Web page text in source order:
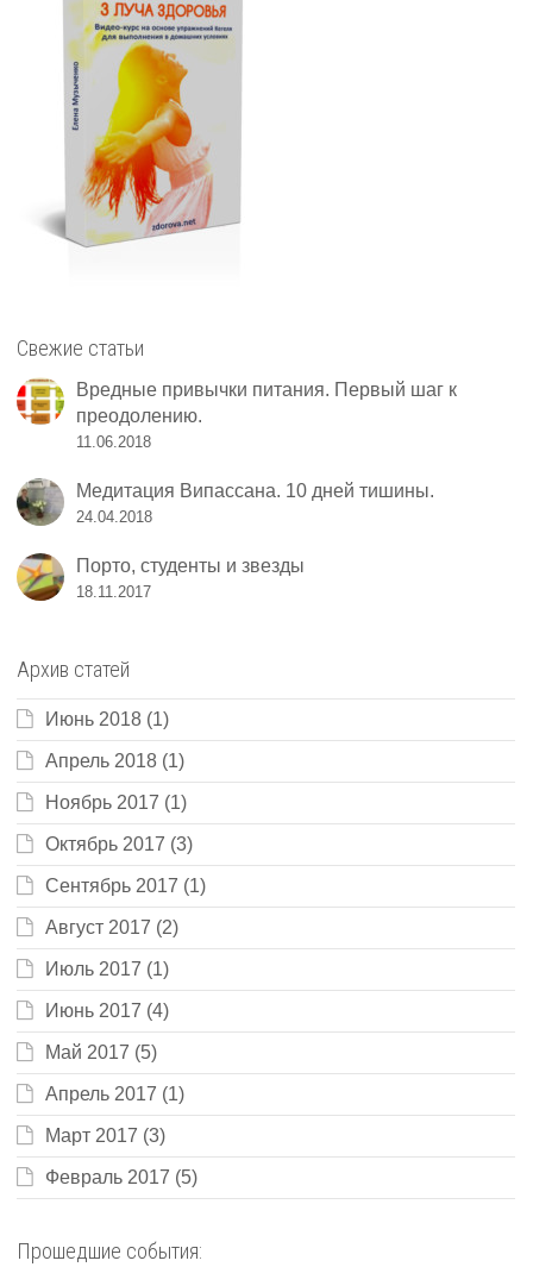
Свежие статьи
Вредные привычки питания. Первый шаг к
преодолению.
11.06.2018
Медитация Випассана. 10 дней тишины.
24.04.2018
Порто, студенты и звезды
18.11.2017
Архив статей
Июнь 2018 (1)
Апрель 2018 (1)
Ноябрь 2017 (1)
Октябрь 2017 (3)
Сентябрь 2017 (1)
Август 2017 (2)
Июль 2017 (1)
Июнь 2017 (4)
Май 2017 (5)
Апрель 2017 (1)
Март 2017 (3)
Февраль 2017 (5)
Прошедшие события: